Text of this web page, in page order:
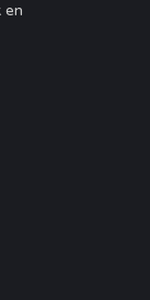
en